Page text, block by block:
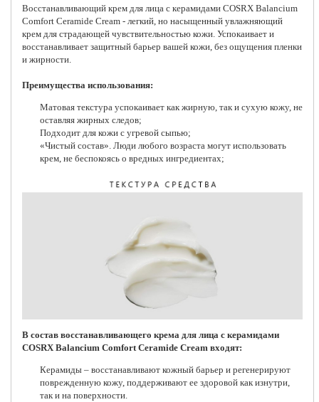
Восстанавливающий крем для лица с керамидами COSRX Balancium
Comfort Ceramide Cream - легкий, но насыщенный увлажняющий
крем для страдающей чувствительностью кожи. Успокаивает и
восстанавливает защитный барьер вашей кожи, без ощущения пленки
и жирности.
Преимущества использования:
Матовая текстура успокаивает как жирную, так и сухую кожу, не
оставляя жирных следов;
Подходит для кожи с угревой сыпью;
«Чистый состав». Люди любого возраста могут использовать
крем, не беспокоясь о вредных ингредиентах;
В состав восстанавливающего крема для лица с керамидами
COSRX Balancium Comfort Ceramide Cream входят:
Керамиды – восстанавливают кожный барьер и регенерируют
поврежденную кожу, поддерживают ее здоровой как изнутри,
так и на поверхности.